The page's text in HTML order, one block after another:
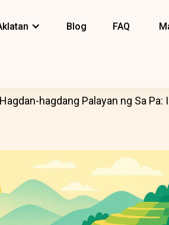
Blog FAQ
hagdang Palayan ng Sa